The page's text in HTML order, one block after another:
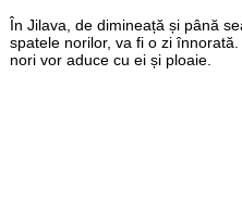
În Jilava, de dimineață și până
spatele norilor, va fi o zi
nori vor aduce cu ei și ploaie.